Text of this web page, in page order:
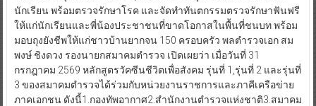
นักเรียน พร้อมตรวจรักษาโรค และจัดทำทันตกรรมตรวจรักษาฟันฟรี
ให้แก่นักเรียนและพี่น้องประชาชนที่ขาดโอกาสในพื้นที่ชนบท พร้อม
มอบถุงยังชีพให้แก่ชาวบ้านยากจน 150 ครอบครัว พลตำรวจเอก สม
พงษ์ ชิงดวง รองนายกสมาคมตำรวจ เปิดเผยว่า เมื่อวันที่ 31
กรกฎาคม 2569 หลักสูตรวัคซีนชีวิตเพื่อสังคม รุ่นที่ 1,รุ่นที่ 2 และรุ่นที่
3 ของสมาคมตำรวจได้ร่วมกับหน่วยงานราชการและภาคีเครือข่าย
ภาคเอกชน ดังนี้1.กองทัพอากาศ2.สำนักงานตำรวจแห่งชาติ3.สมาคม